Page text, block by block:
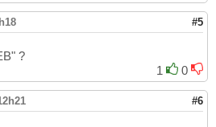
#5
?
1
0
#6